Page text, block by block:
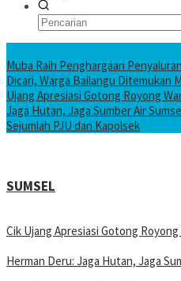
Muba Raih Penghargaan
Dicari, Warga Bailangu Ditemukan
Ujang Apresiasi Gotong Royong
Jaga Hutan, Jaga Sumber Air
Sejumlah PJU dan Kapolsek
SUMSEL
Cik Ujang Apresiasi Gotong
Herman Deru: Jaga Hutan, Jaga